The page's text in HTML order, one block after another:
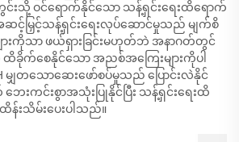
သို့ ဝင်ရောက်နိုင်သော သန့်ရှင်းရေးထိရောက်
ဆင့်မြှင့်သန့်ရှင်းရေးလုပ်ဆောင်မှုသည် မျက်စိ
ျားကိုသာ ဖယ်ရှားခြင်းမဟုတ်ဘဲ အနာဂတ်တွင်
ထိခိုက်စေနိုင်သော အညစ်အကြေးများကိုပါ
မျှတသောဆေးဖော်စပ်မှုသည် ပြောင်းလဲနိုင်
ေးကင်းစွာအသုံးပြုနိုင်ပြီး သန့်ရှင်းရေးထိ
းသိမ်းပေးပါသည်။